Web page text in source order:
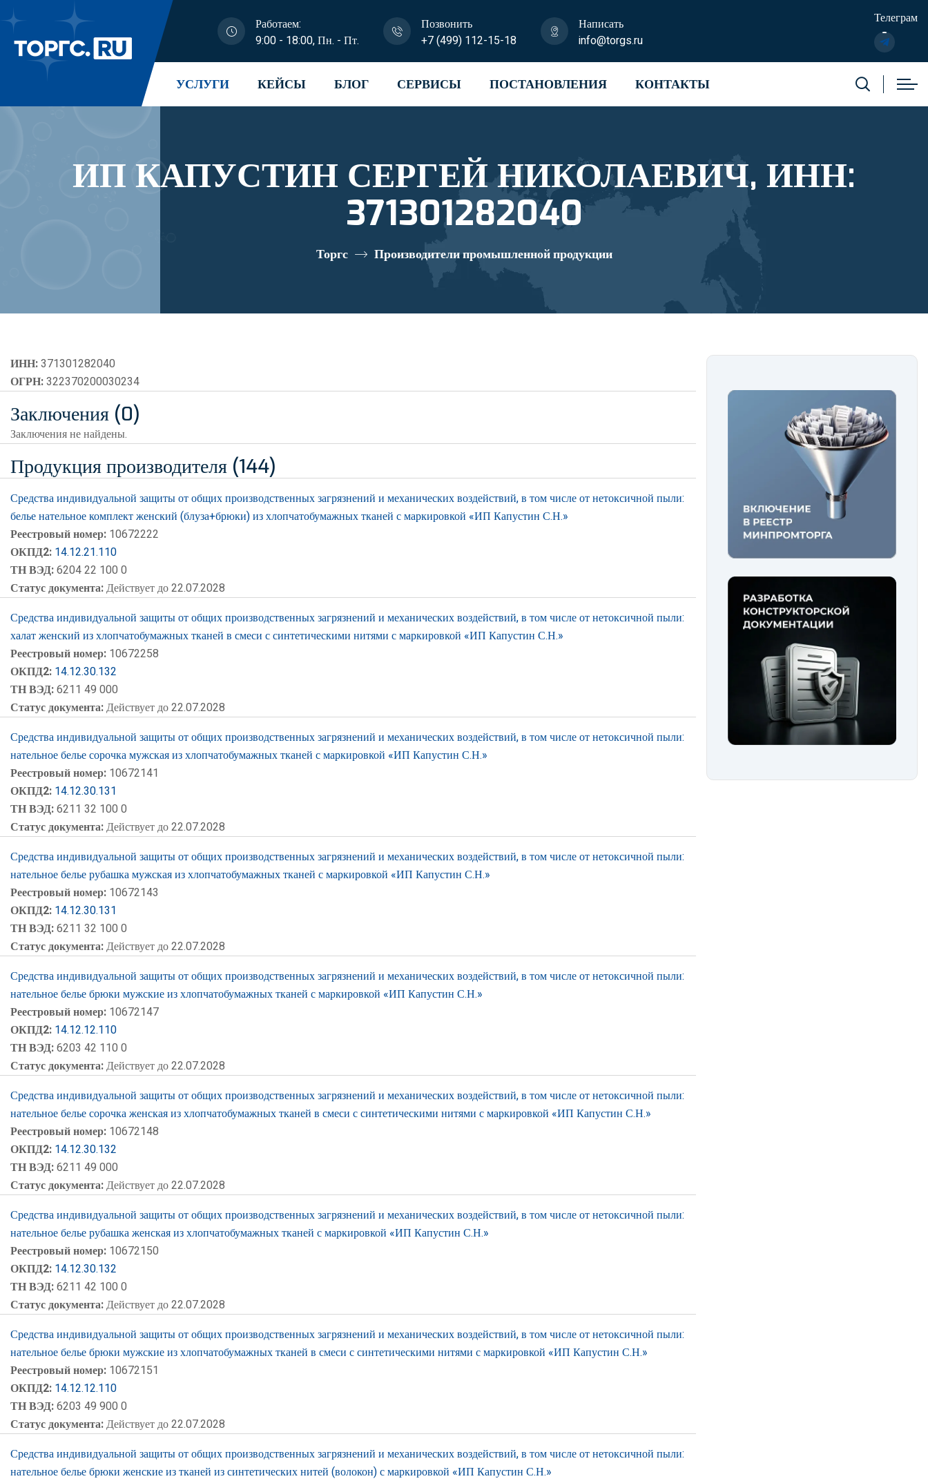
Работаем:
9:00 - 18:00, Пн. - Пт.
Позвонить
+7 (499) 112-15-18
Написать
info@torgs.ru
Телеграм
УСЛУГИ КЕЙСЫ БЛОГ СЕРВИСЫ ПОСТАНОВЛЕНИЯ КОНТАКТЫ
ИП КАПУСТИН СЕРГЕЙ НИКОЛАЕВИЧ, ИНН:
371301282040
Торгс Производители промышленной продукции
ИНН:371301282040
ОГРН:322370200030234
Заключения (0)
Заключения не найдены.
Продукция производителя (144)
Средства индивидуальной защиты от общих производственных загрязнений и механических воздействий, в том числе от нетоксичной пыли:
белье нательное комплект женский (блуза+брюки) из хлопчатобумажных тканей с маркировкой «ИП Капустин С.Н.»
Реестровый номер: 10672222
ОКПД2: 14.12.21.110
ТН ВЭД:6204 22 100 0
Статус документа:Действует до 22.07.2028
Средства индивидуальной защиты от общих производственных загрязнений и механических воздействий, в том числе от нетоксичной пыли:
халат женский из хлопчатобумажных тканей в смеси с синтетическими нитями с маркировкой «ИП Капустин С.Н.»
Реестровый номер: 10672258
ОКПД2: 14.12.30.132
ТН ВЭД:6211 49 000
Статус документа:Действует до 22.07.2028
Средства индивидуальной защиты от общих производственных загрязнений и механических воздействий, в том числе от нетоксичной пыли:
нательное белье сорочка мужская из хлопчатобумажных тканей с маркировкой «ИП Капустин С.Н.»
Реестровый номер: 10672141
ОКПД2: 14.12.30.131
ТН ВЭД:6211 32 100 0
Статус документа:Действует до 22.07.2028
Средства индивидуальной защиты от общих производственных загрязнений и механических воздействий, в том числе от нетоксичной пыли:
нательное белье рубашка мужская из хлопчатобумажных тканей с маркировкой «ИП Капустин С.Н.»
Реестровый номер: 10672143
ОКПД2: 14.12.30.131
ТН ВЭД:6211 32 100 0
Статус документа:Действует до 22.07.2028
Средства индивидуальной защиты от общих производственных загрязнений и механических воздействий, в том числе от нетоксичной пыли:
нательное белье брюки мужские из хлопчатобумажных тканей с маркировкой «ИП Капустин С.Н.»
Реестровый номер: 10672147
ОКПД2: 14.12.12.110
ТН ВЭД:6203 42 110 0
Статус документа:Действует до 22.07.2028
Средства индивидуальной защиты от общих производственных загрязнений и механических воздействий, в том числе от нетоксичной пыли:
нательное белье сорочка женская из хлопчатобумажных тканей в смеси с синтетическими нитями с маркировкой «ИП Капустин С.Н.»
Реестровый номер: 10672148
ОКПД2: 14.12.30.132
ТН ВЭД:6211 49 000
Статус документа:Действует до 22.07.2028
Средства индивидуальной защиты от общих производственных загрязнений и механических воздействий, в том числе от нетоксичной пыли:
нательное белье рубашка женская из хлопчатобумажных тканей с маркировкой «ИП Капустин С.Н.»
Реестровый номер: 10672150
ОКПД2: 14.12.30.132
ТН ВЭД:6211 42 100 0
Статус документа:Действует до 22.07.2028
Средства индивидуальной защиты от общих производственных загрязнений и механических воздействий, в том числе от нетоксичной пыли:
нательное белье брюки мужские из хлопчатобумажных тканей в смеси с синтетическими нитями с маркировкой «ИП Капустин С.Н.»
Реестровый номер: 10672151
ОКПД2: 14.12.12.110
ТН ВЭД:6203 49 900 0
Статус документа:Действует до 22.07.2028
Средства индивидуальной защиты от общих производственных загрязнений и механических воздействий, в том числе от нетоксичной пыли:
нательное белье брюки женские из тканей из синтетических нитей (волокон) с маркировкой «ИП Капустин С.Н.»